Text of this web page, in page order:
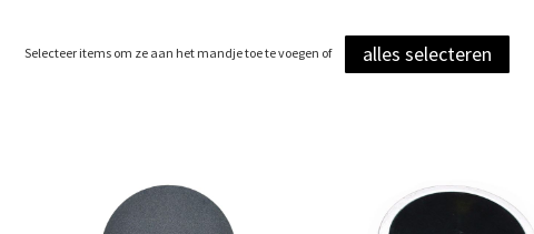
Selecteer items om ze aan het mandje toe te voegen of alles selecteren